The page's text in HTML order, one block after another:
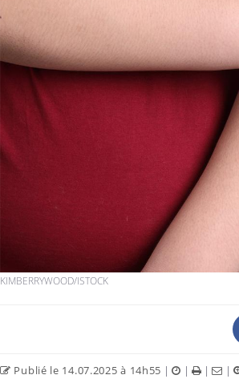
KIMBERRYWOOD/ISTOCK
Publié le 14.07.2025 à 14h55 | | | |